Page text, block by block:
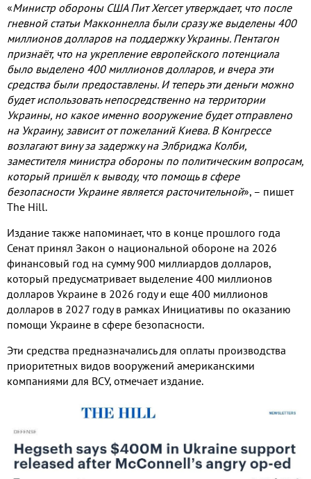
«Министр обороны США Пит Хегсет утверждает, что после
гневной статьи Макконнелла были сразу же выделены 400
миллионов долларов на поддержку Украины. Пентагон
признаёт, что на укрепление европейского потенциала
было выделено 400 миллионов долларов, и вчера эти
средства были предоставлены. И теперь эти деньги можно
будет использовать непосредственно на территории
Украины, но какое именно вооружение будет отправлено
на Украину, зависит от пожеланий Киева. В Конгрессе
возлагают вину за задержку на Элбриджа Колби,
заместителя министра обороны по политическим вопросам,
который пришёл к выводу, что помощь в сфере
безопасности Украине является расточительной», – пишет
The Hill.
Издание также напоминает, что в конце прошлого года
Сенат принял Закон о национальной обороне на 2026
финансовый год на сумму900 миллиардов долларов,
который предусматривает выделение 400 миллионов
долларов Украине в 2026 году и еще 400 миллионов
долларов в 2027 году в рамках Инициативы по оказанию
помощи Украине в сфере безопасности.
Эти средства предназначались для оплаты производства
приоритетных видов вооружений американскими
компаниями для ВСУ, отмечает издание.